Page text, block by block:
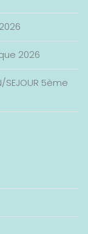
2026
SEJOUR 5ème